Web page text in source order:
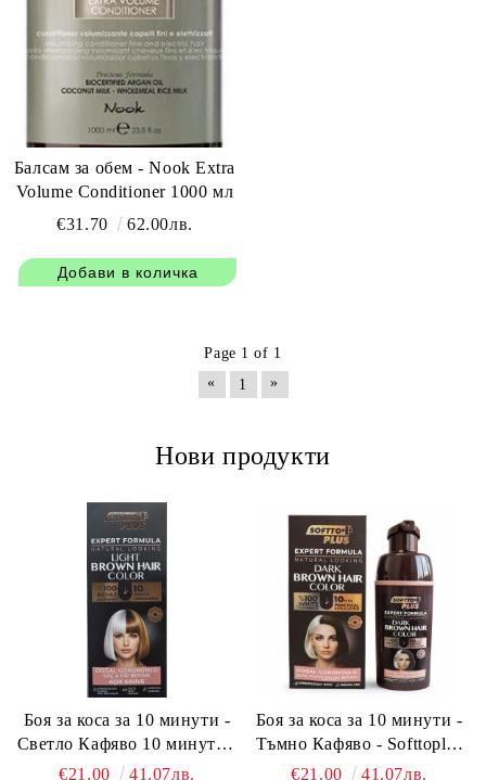
Балсам за обем - Nook Extra
Volume Conditioner 1000 мл
€31.70
62.00лв.
Page 1 of 1
«
1 »
Нови продукти
Боя за коса за 10 минути -
Светло Кафяво 10 минути -
Softtoplus Expert Woman
€21.00 41.07лв.
Боя за коса за 10 минути -
Тъмно Кафяво - Softtoplus
Expert Woman Dark Brown
€21.00 41.07лв.